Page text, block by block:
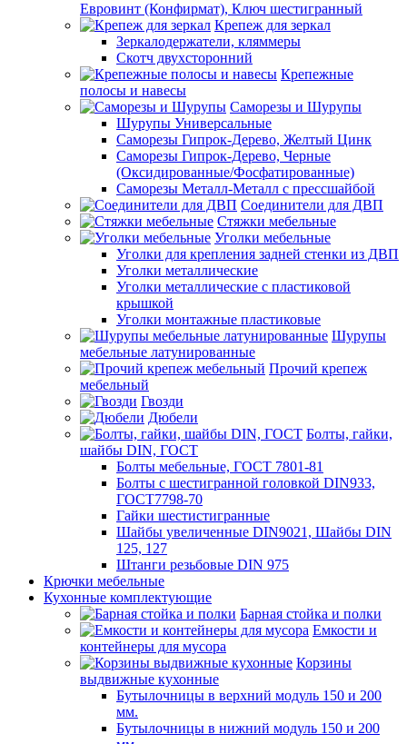
Евровинт (Конфирмат), Ключ шестигранный
Крепеж для зеркал
Зеркалодержатели, кляммеры
Скотч двухсторонний
Крепежные
полосы и навесы
Саморезы и Шурупы
Шурупы Универсальные
Саморезы Гипрок-Дерево, Желтый Цинк
Саморезы Гипрок-Дерево, Черные
(Оксидированные/Фосфатированные)
Саморезы Металл-Металл с прессшайбой
Соединители для ДВП
Стяжки мебельные
Уголки мебельные
Уголки для крепления задней стенки из ДВП
Уголки металлические
Уголки металлические с пластиковой
крышкой
Уголки монтажные пластиковые
Шурупы
мебельные латунированные
Прочий крепеж
мебельный
Гвозди
Дюбели
Болты, гайки,
шайбы DIN, ГОСТ
Болты мебельные, ГОСТ 7801-81
Болты с шестигранной головкой DIN933,
ГОСТ7798-70
Гайки шестистигранные
Шайбы увеличенные DIN9021, Шайбы DIN
125, 127
Штанги резьбовые DIN 975
Крючки мебельные
Кухонные комплектующие
Барная стойка и полки
Емкости и
контейнеры для мусора
Корзины
выдвижные кухонные
Бутылочницы в верхний модуль 150 и 200
мм.
Бутылочницы в нижний модуль 150 и 200